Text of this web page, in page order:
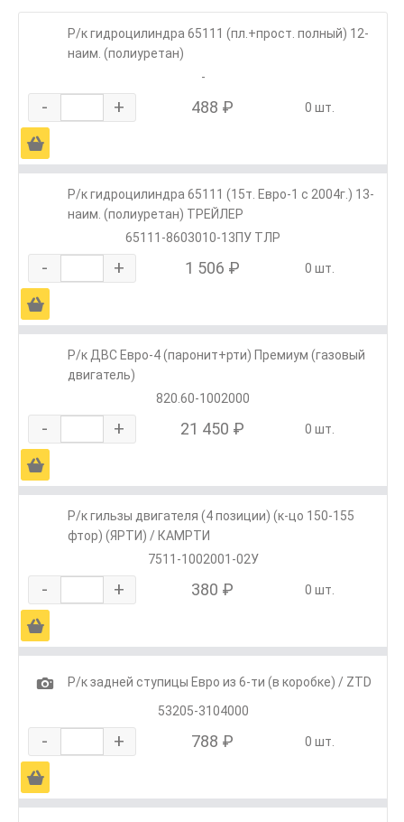
Р/к гидроцилиндра 65111 (пл.+прост. полный) 12-
наим. (полиуретан)
-
- + 488 ₽ 0 шт.
Ä
Р/к гидроцилиндра 65111 (15т. Евро-1 с 2004г.) 13-
наим. (полиуретан) ТРЕЙЛЕР
65111-8603010-13ПУ ТЛР
- + 1 506 ₽ 0 шт.
Ä
Р/к ДВС Евро-4 (паронит+рти) Премиум (газовый
двигатель)
820.60-1002000
- + 21 450 ₽ 0 шт.
Ä
Р/к гильзы двигателя (4 позиции) (к-цо 150-155
фтор) (ЯРТИ) / КАМРТИ
7511-1002001-02У
- + 380 ₽ 0 шт.
Ä
1
Р/к задней ступицы Евро из 6-ти (в коробке) / ZTD
53205-3104000
- + 788 ₽ 0 шт.
Ä